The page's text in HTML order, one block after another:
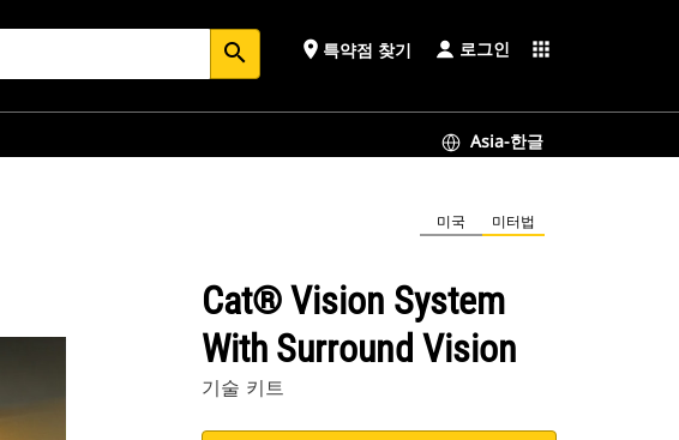
search place 특약점 찾기 로그인 apps
Asia-한글
미국 미터법
Cat® Vision System
With Surround Vision
기술 키트